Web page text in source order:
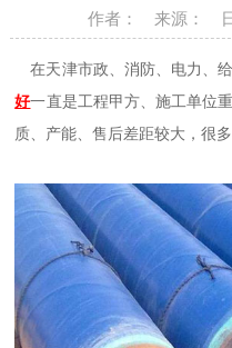
作者： 来源： 日
在天津市政、消防、电力、
好一直是工程甲方、施工单位
质、产能、售后差距较大，很